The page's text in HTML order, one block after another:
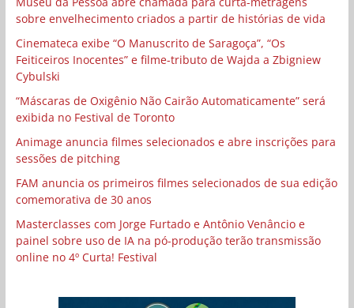
sobre envelhecimento criados a partir de histórias de vida
Cinemateca exibe “O Manuscrito de Saragoça”, “Os
Feiticeiros Inocentes” e filme-tributo de Wajda a Zbigniew
Cybulski
“Máscaras de Oxigênio Não Cairão Automaticamente” será
exibida no Festival de Toronto
Animage anuncia filmes selecionados e abre inscrições para
sessões de pitching
FAM anuncia os primeiros filmes selecionados de sua edição
comemorativa de 30 anos
Masterclasses com Jorge Furtado e Antônio Venâncio e
painel sobre uso de IA na pó-produção terão transmissão
online no 4º Curta! Festival